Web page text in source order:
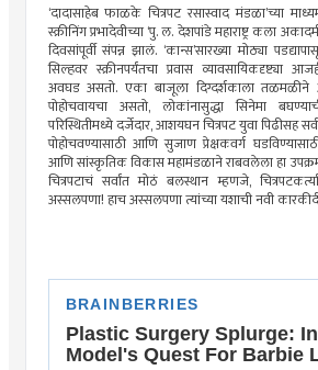
‘दादासाहेब फाळके चित्रपट रसास्वाद मंडळा’च्या
स्क्रीनिंग प्रभादेवीच्या ‘पु. ल. देशपांडे महाराष्ट्र कला
दिवसांपूर्वी संपन्न झालं. ‘कान्स’सारख्या मोठ्या
सिल्हवर स्क्रीनपर्यंतचा प्रवास व्यावसायिकदृष्ट्या
अवघड असतो. एका बाजूला दिग्दर्शकाला तळमळीने
पोहोचवायचा असतो, लोकांनासुद्धा सिनेमा
परिस्थितीमध्ये दर्जेदार, आशयघन चित्रपट युवा पिढीसह
पोहोचवण्यासाठी आणि सुजाण प्रेक्षकवर्ग घडविण्यासाठी
आणि सांस्कृतिक विकास महामंडळाने राबवलेला हा
चित्रपटाचं सर्वांत मोठं बलस्थान म्हणजे,
अस्सलपणा! हाच अस्सलपणा त्यांच्या यशाची नवी